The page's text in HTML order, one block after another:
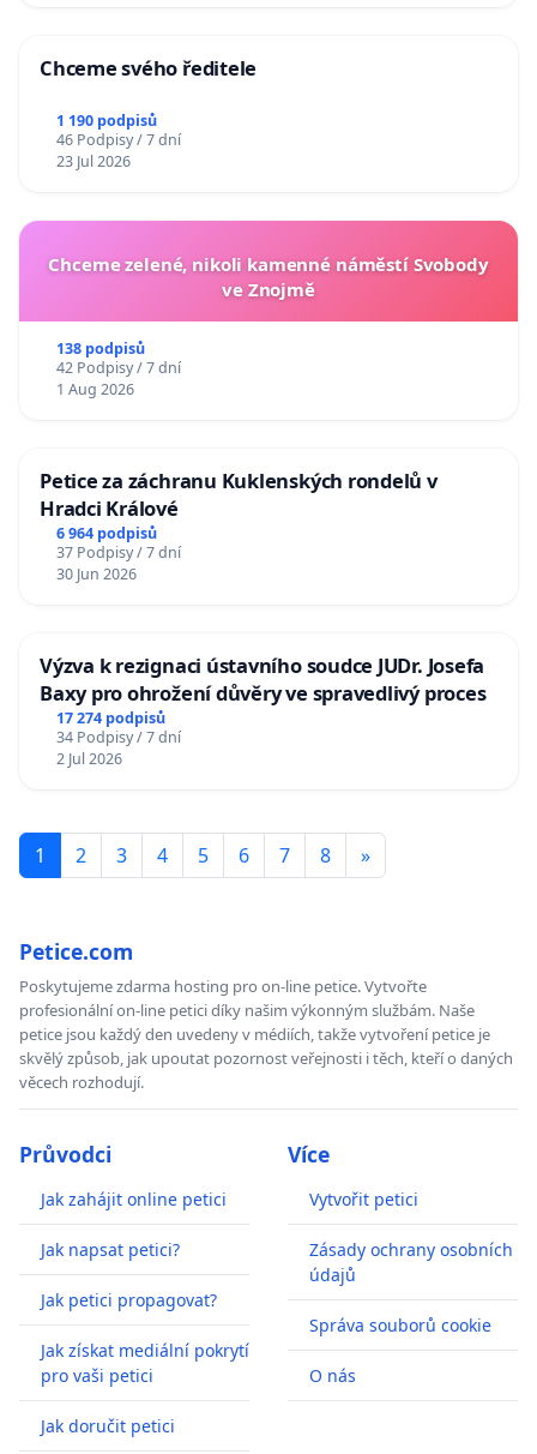
Chceme svého ředitele
1 190 podpisů
46 Podpisy / 7 dní
23 Jul 2026
Chceme zelené, nikoli kamenné náměstí Svobody
ve Znojmě
138 podpisů
42 Podpisy / 7 dní
1 Aug 2026
Petice za záchranu Kuklenských rondelů v
Hradci Králové
6 964 podpisů
37 Podpisy / 7 dní
30 Jun 2026
Výzva k rezignaci ústavního soudce JUDr. Josefa
Baxy pro ohrožení důvěry ve spravedlivý proces
17 274 podpisů
34 Podpisy / 7 dní
2 Jul 2026
1 2 3 4 5 6 7 8 »
Petice.com
Poskytujeme zdarma hosting pro on-line petice. Vytvořte
profesionální on-line petici díky našim výkonným službám. Naše
petice jsou každý den uvedeny v médiích, takže vytvoření petice je
skvělý způsob, jak upoutat pozornost veřejnosti i těch, kteří o daných
věcech rozhodují.
Průvodci
Jak zahájit online petici
Jak napsat petici?
Jak petici propagovat?
Jak získat mediální pokrytí
pro vaši petici
Jak doručit petici
Více
Vytvořit petici
Zásady ochrany osobních
údajů
Správa souborů cookie
O nás